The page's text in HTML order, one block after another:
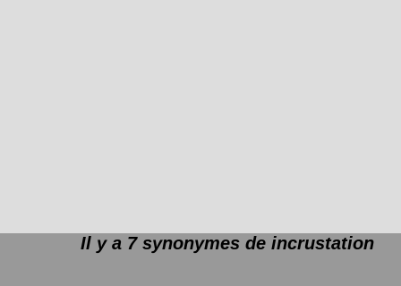
Il y a 7 synonymes de incrustation